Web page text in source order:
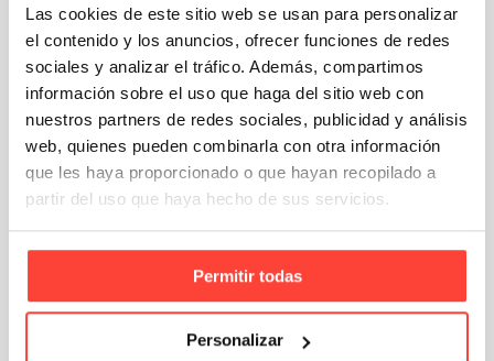
Las cookies de este sitio web se usan para personalizar
el contenido y los anuncios, ofrecer funciones de redes
sociales y analizar el tráfico. Además, compartimos
información sobre el uso que haga del sitio web con
nuestros partners de redes sociales, publicidad y análisis
web, quienes pueden combinarla con otra información
que les haya proporcionado o que hayan recopilado a
partir del uso que haya hecho de sus servicios.
Permitir todas
Personalizar
Aquí te dejamos una serie de
recomendaciones para un embalaje
seguro de tu guitarra:
Elige una caja resistente: si no tienes
una caja específica para guitarras,
asegúrate de que la caja de cartón sea
lo suficientemente fuerte para soportar
el peso y los golpes.
Refuerza la caja: si la caja es grande,
considera la posibilidad de
para añadir un plus de
Qué es un fleje, tipos y usos en embalaje